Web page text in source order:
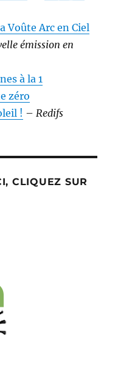
Voûte Arc en Ciel
émission en
à la 1
zéro
! – Redifs
CLIQUEZ SUR